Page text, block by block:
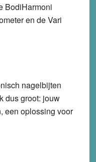
BodiHarmoni
en de Vari
nagelbijten
dus groot: jouw
een oplossing voor